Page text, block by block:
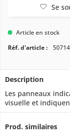
Se
Article en stock
Réf. d'article :
50714
Description
Les panneaux
visuelle et
Prod. similaires